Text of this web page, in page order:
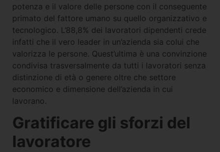
potenza e il valore delle persone con il conseguente
primato del fattore umano su quello organizzativo e
tecnologico. L’88,8% dei lavoratori dipendenti crede
infatti che il vero leader in un’azienda sia colui che
valorizza le persone. Quest’ultima è una convinzione
condivisa trasversalmente da tutti i lavoratori senza
distinzione di età o genere oltre che settore
economico e dimensione dell’azienda in cui
lavorano.
Gratificare gli sforzi del
lavoratore